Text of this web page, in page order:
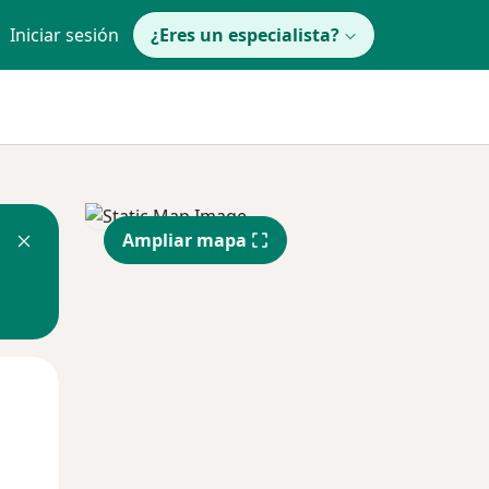
Iniciar sesión ¿Eres un especialista?
Ampliar mapa